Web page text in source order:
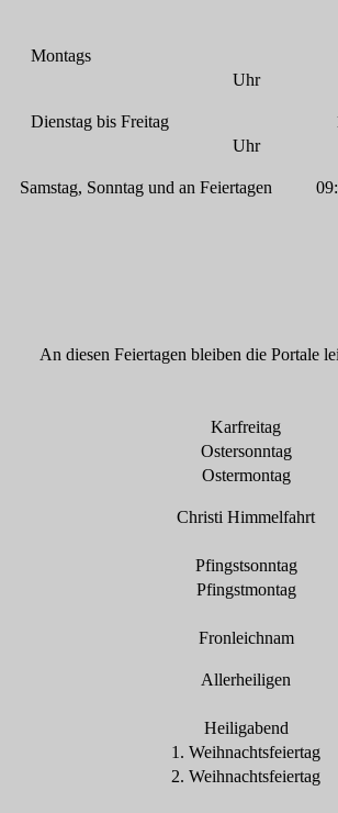
Montags 16:00
Uhr
Dienstag bis Freitag 12:00
Uhr
Samstag, Sonntag und an Feiertagen
An diesen Feiertagen bleiben die Portale
Karfreitag
Ostersonntag
Ostermontag
Christi Himmelfahrt
Pfingstsonntag
Pfingstmontag
Fronleichnam
Allerheiligen
Heiligabend
1. Weihnachtsfeiertag
2. Weihnachtsfeiertag